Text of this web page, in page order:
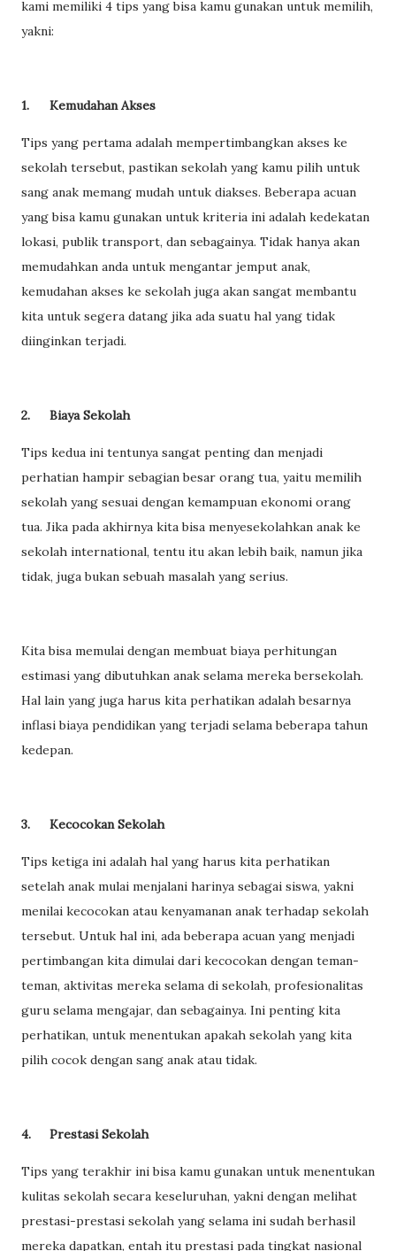
kami memiliki 4 tips yang bisa kamu gunakan untuk memilih,
yakni:
1. Kemudahan Akses
Tips yang pertama adalah mempertimbangkan akses ke
sekolah tersebut, pastikan sekolah yang kamu pilih untuk
sang anak memang mudah untuk diakses. Beberapa acuan
yang bisa kamu gunakan untuk kriteria ini adalah kedekatan
lokasi, publik transport, dan sebagainya. Tidak hanya akan
memudahkan anda untuk mengantar jemput anak,
kemudahan akses ke sekolah juga akan sangat membantu
kita untuk segera datang jika ada suatu hal yang tidak
diinginkan terjadi.
2. Biaya Sekolah
Tips kedua ini tentunya sangat penting dan menjadi
perhatian hampir sebagian besar orang tua, yaitu memilih
sekolah yang sesuai dengan kemampuan ekonomi orang
tua. Jika pada akhirnya kita bisa menyesekolahkan anak ke
sekolah international, tentu itu akan lebih baik, namun jika
tidak, juga bukan sebuah masalah yang serius.
Kita bisa memulai dengan membuat biaya perhitungan
estimasi yang dibutuhkan anak selama mereka bersekolah.
Hal lain yang juga harus kita perhatikan adalah besarnya
inflasi biaya pendidikan yang terjadi selama beberapa tahun
kedepan.
3. Kecocokan Sekolah
Tips ketiga ini adalah hal yang harus kita perhatikan
setelah anak mulai menjalani harinya sebagai siswa, yakni
menilai kecocokan atau kenyamanan anak terhadap sekolah
tersebut. Untuk hal ini, ada beberapa acuan yang menjadi
pertimbangan kita dimulai dari kecocokan dengan teman-
teman, aktivitas mereka selama di sekolah, profesionalitas
guru selama mengajar, dan sebagainya. Ini penting kita
perhatikan, untuk menentukan apakah sekolah yang kita
pilih cocok dengan sang anak atau tidak.
4. Prestasi Sekolah
Tips yang terakhir ini bisa kamu gunakan untuk menentukan
kulitas sekolah secara keseluruhan, yakni dengan melihat
prestasi-prestasi sekolah yang selama ini sudah berhasil
mereka dapatkan, entah itu prestasi pada tingkat nasional